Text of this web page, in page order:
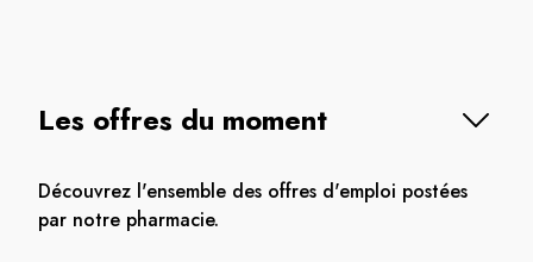
Les offres du moment
Découvrez l'ensemble des offres d'emploi postées
par notre pharmacie.